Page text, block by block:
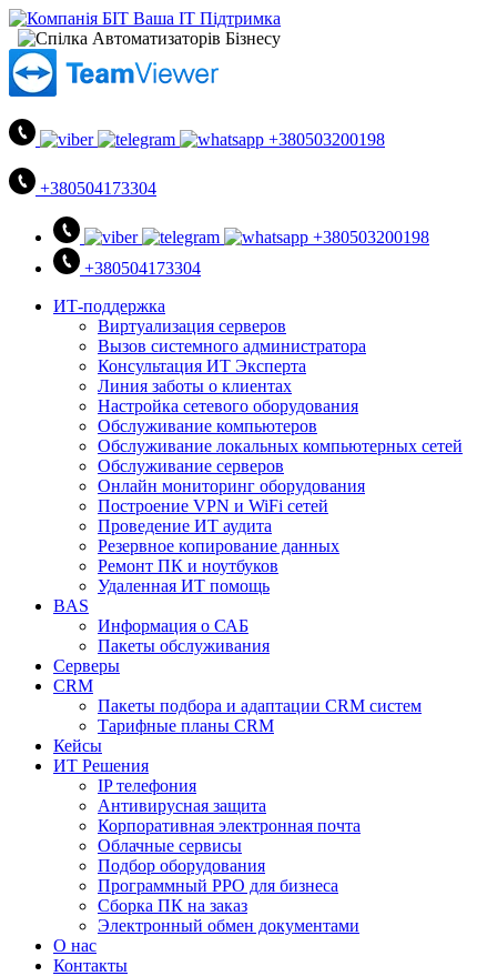
+380503200198
+380504173304
+380503200198
+380504173304
ИТ-поддержка
Виртуализация серверов
Вызов системного администратора
Консультация ИТ Эксперта
Линия заботы о клиентах
Настройка сетевого оборудования
Обслуживание компьютеров
Обслуживание локальных компьютерных сетей
Обслуживание серверов
Онлайн мониторинг оборудования
Построение VPN и WiFi сетей
Проведение ИТ аудита
Резервное копирование данных
Ремонт ПК и ноутбуков
Удаленная ИТ помощь
BAS
Информация о САБ
Пакеты обслуживания
Серверы
CRM
Пакеты подбора и адаптации CRM систем
Тарифные планы CRM
Кейсы
ИТ Решения
IP телефония
Антивирусная защита
Корпоративная электронная почта
Облачные сервисы
Подбор оборудования
Программный РРО для бизнеса
Сборка ПК на заказ
Электронный обмен документами
О нас
Контакты